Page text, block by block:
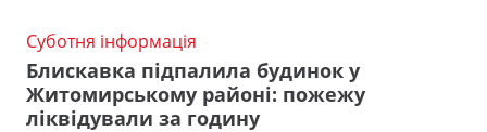
Суботня інформація
Блискавка підпалила будинок у
Житомирському районі: пожежу
ліквідували за годину